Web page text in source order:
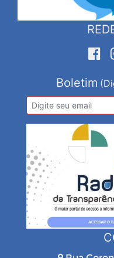
Boletim